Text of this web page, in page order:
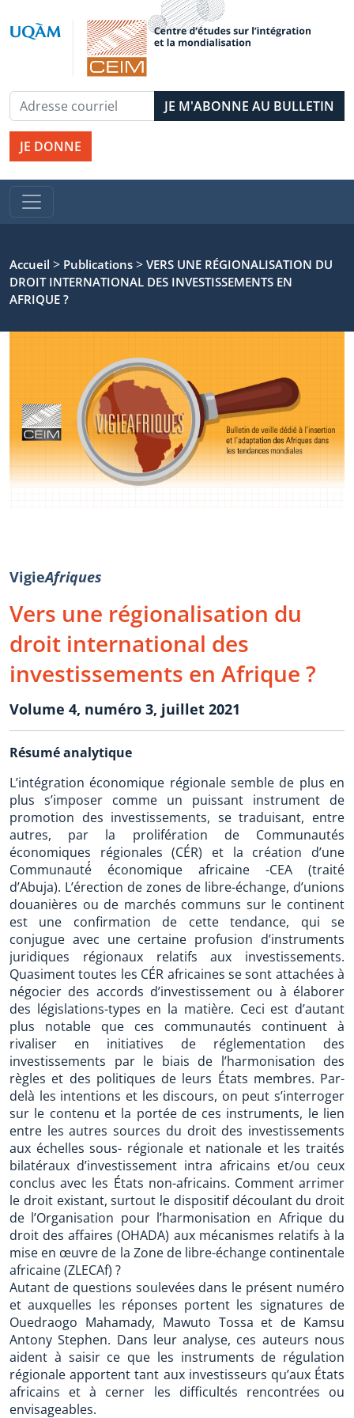
JE DONNE
Accueil > Publications > VERS UNE RÉGIONALISATION DU
DROIT INTERNATIONAL DES INVESTISSEMENTS EN
AFRIQUE ?
VigieAfriques
Vers une régionalisation du
droit international des
investissements en Afrique ?
Volume 4, numéro 3, juillet 2021
Résumé analytique
L’intégration économique régionale semble de plus en
plus s’imposer comme un puissant instrument de
promotion des investissements, se traduisant, entre
autres, par la prolifération de Communautés
économiques régionales (CÉR) et la création d’une
Communauté́ économique africaine -CEA (traité
d’Abuja). L’érection de zones de libre-échange, d’unions
douanières ou de marchés communs sur le continent
est une confirmation de cette tendance, qui se
conjugue avec une certaine profusion d’instruments
juridiques régionaux relatifs aux investissements.
Quasiment toutes les CÉR africaines se sont attachées à
négocier des accords d’investissement ou à élaborer
des législations-types en la matière. Ceci est d’autant
plus notable que ces communautés continuent à
rivaliser en initiatives de réglementation des
investissements par le biais de l’harmonisation des
règles et des politiques de leurs États membres. Par-
delà les intentions et les discours, on peut s’interroger
sur le contenu et la portée de ces instruments, le lien
entre les autres sources du droit des investissements
aux échelles sous- régionale et nationale et les traités
bilatéraux d’investissement intra africains et/ou ceux
conclus avec les États non-africains. Comment arrimer
le droit existant, surtout le dispositif découlant du droit
de l’Organisation pour l’harmonisation en Afrique du
droit des affaires (OHADA) aux mécanismes relatifs à la
mise en œuvre de la Zone de libre-échange continentale
africaine (ZLECAf) ?
Autant de questions soulevées dans le présent numéro
et auxquelles les réponses portent les signatures de
Ouedraogo Mahamady, Mawuto Tossa et de Kamsu
Antony Stephen. Dans leur analyse, ces auteurs nous
aident à saisir ce que les instruments de régulation
régionale apportent tant aux investisseurs qu’aux États
africains et à cerner les difficultés rencontrées ou
envisageables.